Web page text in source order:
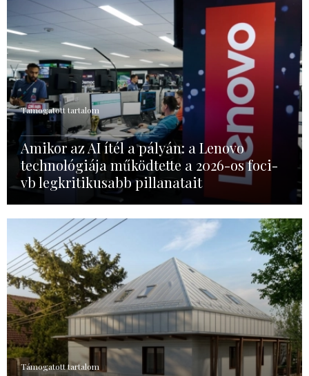
Támogatott tartalom
Amikor az AI ítél a pályán: a Lenovo
technológiája működtette a 2026-os foci-
vb legkritikusabb pillanatait
Támogatott tartalom